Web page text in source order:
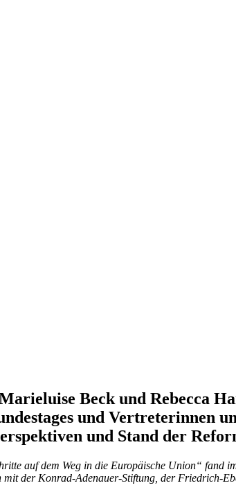
Beck und Rebecca
und
und Stand der
auf dem Weg in die Europäische Union“
der Konrad-Adenauer-Stiftung, der Friedrich-